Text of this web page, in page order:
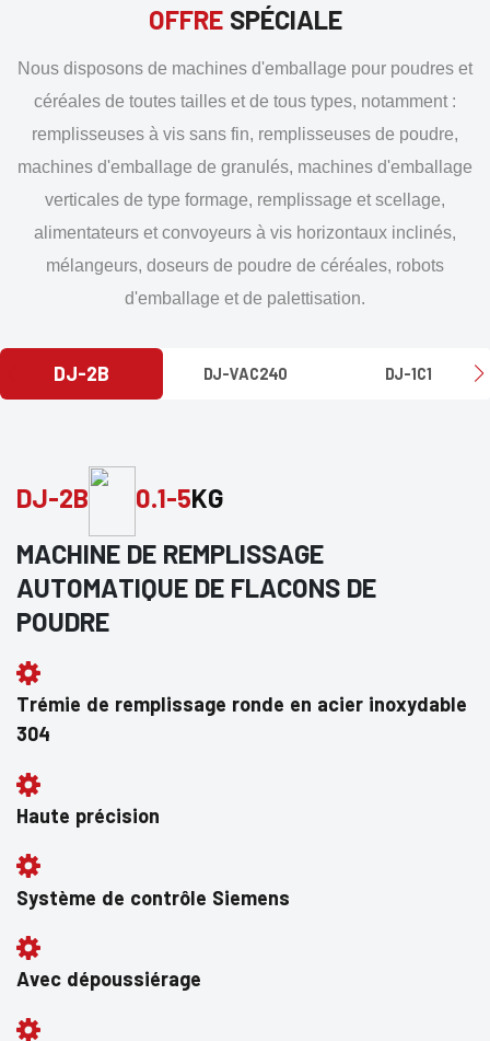
OFFRESPÉCIALE
Nous disposons de machines d'emballage pour poudres et
céréales de toutes tailles et de tous types, notamment :
remplisseuses à vis sans fin, remplisseuses de poudre,
machines d'emballage de granulés, machines d'emballage
verticales de type formage, remplissage et scellage,
alimentateurs et convoyeurs à vis horizontaux inclinés,
mélangeurs, doseurs de poudre de céréales, robots
d'emballage et de palettisation.
DJ-2B DJ-VAC240 DJ-1C1
DJ-2B 0.1-5KG
MACHINE DE REMPLISSAGE
AUTOMATIQUE DE FLACONS DE
POUDRE
Trémie de remplissage ronde en acier inoxydable
304
Haute précision
Système de contrôle Siemens
Avec dépoussiérage